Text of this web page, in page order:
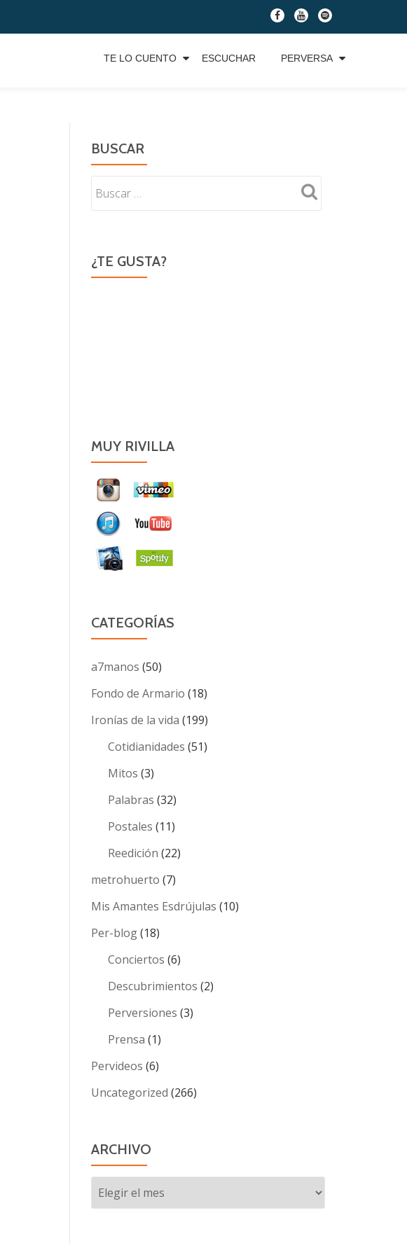
fa-
facebook
fa-
youtube
fa-
spotify
TE LO CUENTO ESCUCHAR PERVERSA
BUSCAR
¿TE GUSTA?
MUY RIVILLA
CATEGORÍAS
a7manos (50)
Fondo de Armario (18)
Ironías de la vida (199)
Cotidianidades (51)
Mitos (3)
Palabras (32)
Postales (11)
Reedición (22)
metrohuerto (7)
Mis Amantes Esdrújulas (10)
Per-blog(18)
Conciertos (6)
Descubrimientos (2)
Perversiones (3)
Prensa (1)
Pervideos (6)
Uncategorized (266)
ARCHIVO
Archivo